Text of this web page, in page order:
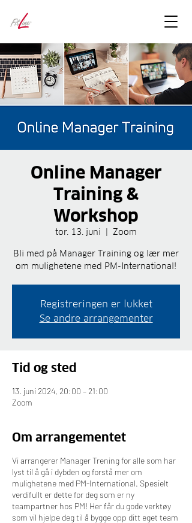
Online Manager
Training &
Workshop
tor. 13. juni
  |
Zoom
Bli med på Manager Training og lær mer
om mulighetene med PM-International!
Registreringen er lukket
Se andre arrangementer
Tid og sted
13. juni 2024, 20:00 – 21:00
Zoom
Om arrangementet
Vi arrangerer Manager Trening for alle som har
lyst til å gå i dybden og forstå mer om
mulighetene med PM-International. Spesielt
verdifullt er dette for deg som er ny
teampartner hos PM! Her får du gode verktøy
som vil hjelpe deg til å bygge opp ditt eget team